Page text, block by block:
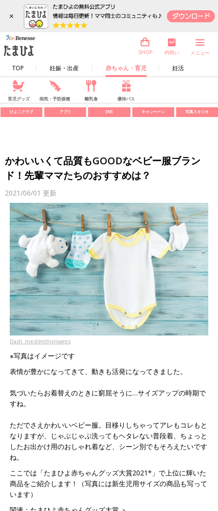
×
TOP 妊娠・出産 赤ちゃん・育児 妊活
SHOP 内祝い メニュー
育児グッズ 病気・予防接種 離乳食 優待パス
ひよこクラブ アプリ SNS キャンペーン 写真スタジオ
かわいいくて品質もGOODなベビー服ブラン
ド！先輩ママたちのおすすめは？
2021/06/01 更新
Dash_med/gettyimages
※写真はイメージです
表情が豊かになってきて、動きも活発になってきました。
気づいたらお着替えのときに窮屈そうに…サイズアップの時期で
すね。
ただでさえかわいいベビー服。目移りしちゃってアレもコレもと
なりますが、じゃぶじゃぶ洗ってもヘタレない普段着、ちょっと
したお出かけ用のおしゃれ着など、シーン別でもそろえたいです
ね。
ここでは「たまひよ赤ちゃんグッズ大賞2021*」で上位に輝いた
商品をご紹介します！（写真には新生児用サイズの商品も写って
います）